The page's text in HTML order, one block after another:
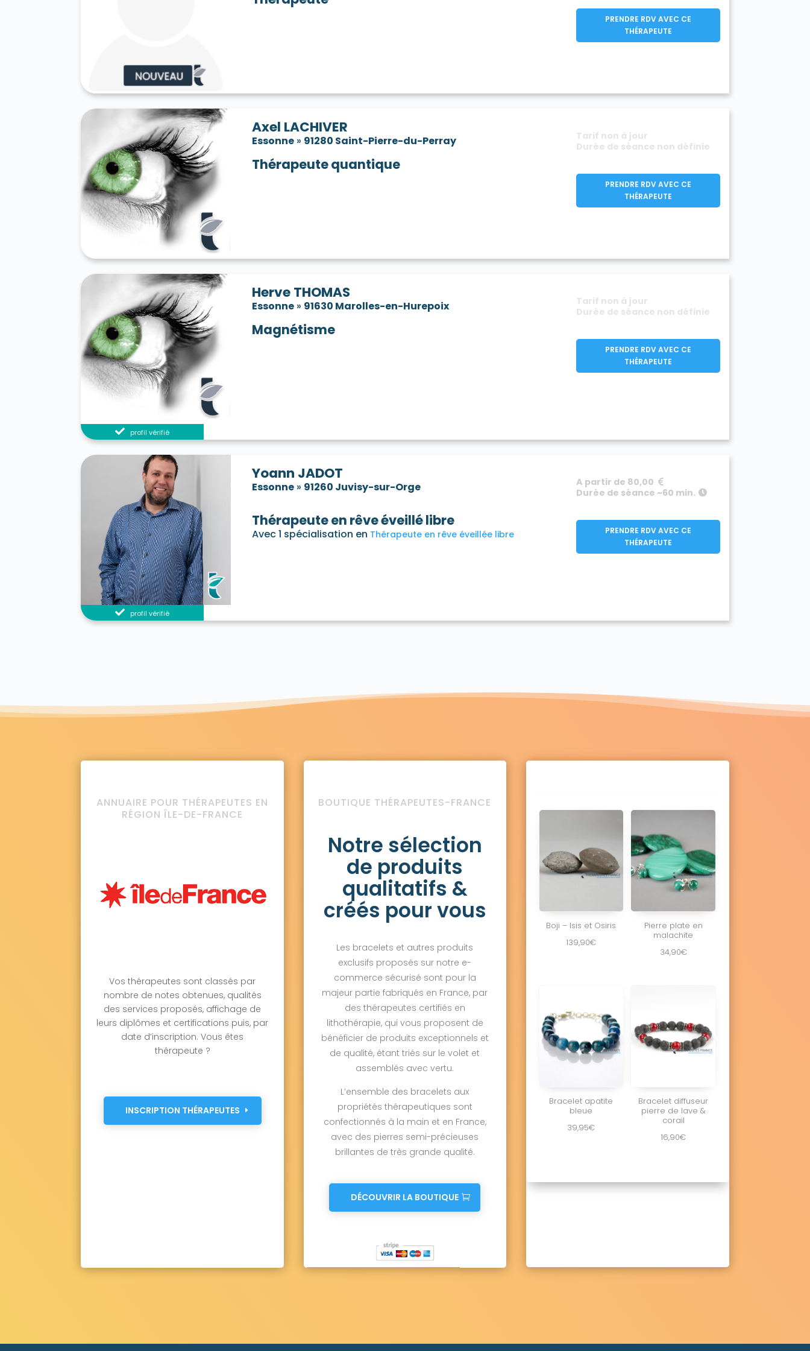
PRENDRE RDV AVEC CE
THÉRAPEUTE
Axel LACHIVER
Essonne » 91280 Saint-Pierre-du-Perray
Thérapeute quantique
Tarif non à jour
Durée de séance non définie
PRENDRE RDV AVEC CE
THÉRAPEUTE
profil vérifié
Herve THOMAS
Essonne » 91630 Marolles-en-Hurepoix
Magnétisme
Tarif non à jour
Durée de séance non définie
PRENDRE RDV AVEC CE
THÉRAPEUTE
profil vérifié
Yoann JADOT
Essonne » 91260 Juvisy-sur-Orge
Thérapeute en rêve éveillé libre
Avec 1 spécialisation en Thérapeute en rêve éveillée libre
A partir de 80,00
Durée de séance ~60 min.
PRENDRE RDV AVEC CE
THÉRAPEUTE
ANNUAIRE POUR THÉRAPEUTES EN
RÉGION ÎLE-DE-FRANCE
Vos thérapeutes sont classés par
nombre de notes obtenues, qualités
des services proposés, affichage de
leurs diplômes et certifications puis, par
date d’inscription. Vous êtes
thérapeute ?
INSCRIPTION THÉRAPEUTES
BOUTIQUE THÉRAPEUTES-FRANCE
Notre sélection
de produits
qualitatifs &
créés pour vous
Les bracelets et autres produits
exclusifs proposés sur notre e-
commerce sécurisé sont pour la
majeur partie fabriqués en France, par
des thérapeutes certifiés en
lithothérapie, qui vous proposent de
bénéficier de produits exceptionnels et
de qualité, étant triés sur le volet et
assemblés avec vertu.
L’ensemble des bracelets aux
propriétés thérapeutiques sont
confectionnés à la main et en France,
avec des pierres semi-précieuses
brillantes de très grande qualité.
DÉCOUVRIR LA BOUTIQUE
Boji – Isis et Osiris
139,90€
Pierre plate en
malachite
34,90€
Bracelet apatite
bleue
39,95€
Bracelet diffuseur
pierre de lave &
corail
16,90€